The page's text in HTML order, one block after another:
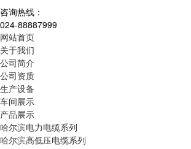
咨询热线：
024-88887999
网站首页
关于我们
公司简介
公司资质
生产设备
车间展示
产品展示
哈尔滨电力电缆系列
哈尔滨高低压电缆系列